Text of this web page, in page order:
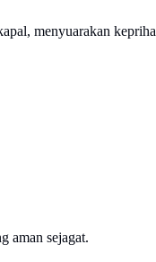
menyuarakan
aman sejagat.